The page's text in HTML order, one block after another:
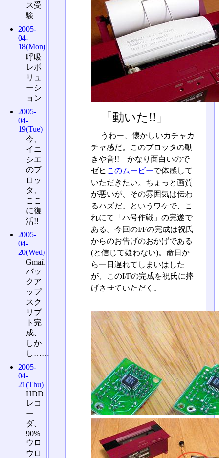
「動いた!!」
うわー、懐かしいカチャカ
チャ感だ。このプロッタの動
きや音!! かなり面白いので
ゼヒ このムービーで体感して
いただきたい。ちょっと画質
が悪いが、その雰囲気は伝わ
るハズだ。というワケで、こ
れにて「ハ号作戦」の完遂で
ある。今回のI/Fの完成は祝氏
からのお告げのおかげである
(と信じて疑わない)。命日か
ら一日遅れてしまいはした
が、このI/Fの完成を祝氏に捧
げさせていただく。
ス受
験
2005-
04-
18(Mon)
呼吸
レボ
リュ
ーシ
ョン
2005-
04-
19(Tue)
今、
イニ
シエ
のプ
ロッ
タ、
ここ
に復
活!!
2005-
04-
20(Wed)
Gmail
バッ
クア
ップ
スク
リプ
ト完
成、
しか
し……
2005-
04-
21(Thu)
HDD
レコ
ー
ダ、
90%
ウロ
ウロ